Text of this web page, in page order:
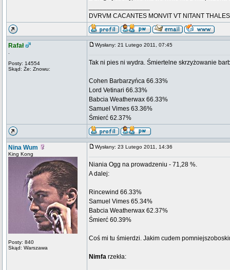
DVRVM CACANTES MONVIT VT NITANT THALES
Rafał
Posty: 14554
Skąd: Że: Znowu:
Wysłany: 21 Lutego 2011, 07:45
Tak ni pies ni wydra. Śmiertelne skrzyżowanie
Cohen Barbarzyńca 66.33%
Lord Vetinari 66.33%
Babcia Weatherwax 66.33%
Samuel Vimes 63.36%
Śmierć 62.37%
Nina Wum
King Kong
Posty: 840
Skąd: Warszawa
Wysłany: 23 Lutego 2011, 14:36
Niania Ogg na prowadzeniu - 71,28 %.
A dalej:
Rincewind 66.33%
Samuel Vimes 65.34%
Babcia Weatherwax 62.37%
Śmierć 60.39%
Coś mi tu śmierdzi. Jakim cudem
Nimfa rzekła: